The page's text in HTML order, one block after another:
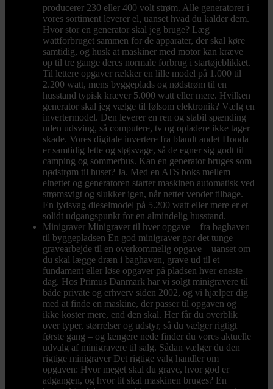
producerer 230 eller 400 volt strøm. Alle generatorer i
vores sortiment leverer el, uanset hvad du kalder dem.
Hvor stor en generator skal jeg bruge? Læg
wattforbruget sammen for de apparater, der skal køre
samtidig, og husk at maskiner med motor kan kræve
op til tre gange deres normale forbrug i startøjeblikket.
Til lettere opgaver rækker en lille model på 1.000 til
2.200 watt, mens byggeplads og nødstrøm til en
husstand typisk kræver 5.000 watt eller mere. Hvilken
generator skal jeg vælge til følsom elektronik? Vælg en
invertermodel. Den leverer en ren og stabil spænding
uden udsving, så computere, tv og opladere ikke tager
skade. Vores digitale invertere fra blandt andet Honda
er samtidig lette og støjsvage, så de egner sig godt til
camping og sommerhus. Kan en generator bruges som
nødstrøm til huset? Ja. Med en ATS boks mellem
elnettet og generatoren starter maskinen automatisk ved
strømsvigt og slukker igen, når nettet vender tilbage.
En lydsvag dieselmodel på 5.200 watt eller mere er et
solidt udgangspunkt for en almindelig husstand.
Minigraver Minigraver til hver opgave – fra baghaven
til byggepladsen En god minigraver gør det tunge
gravearbejde til en overkommelig opgave – uanset om
du skal lægge dræn i baghaven, grave ud til et
fundament eller løse opgaver på pladsen hver eneste
dag. Hos Primus Danmark har vi solgt minigravere til
både private og erhverv siden 2002, og vi hjælper dig
med at finde en maskine, der passer til opgaven og
ikke koster mere, end den skal. Her får du overblik
over typer, størrelser og udstyr, så du vælger rigtigt
første gang – og længere nede finder du vores aktuelle
udvalg af minigravere til salg. Sådan vælger du den
rigtige minigraver Det rigtige valg handler om
opgaven: Hvor meget skal du grave, hvor god er
adgangen, og hvor tit skal maskinen bruges? En